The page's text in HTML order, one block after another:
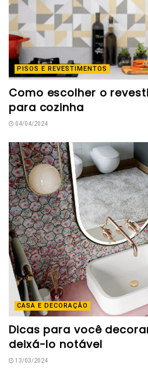
PISOS E REVESTIMENTOS
Como escolher o
para cozinha
04/04/2024
CASA E DECORAÇÃO
Dicas para você
deixá-lo notável
13/03/2024